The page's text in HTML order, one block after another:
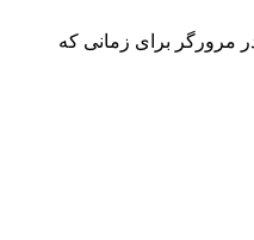
مرورگر برای زمانی که